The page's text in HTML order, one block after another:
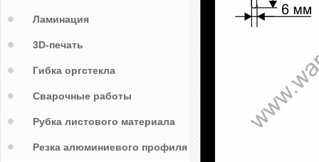
Ламинация
3D-печать
Гибка оргстекла
Сварочные работы
Рубка листового материала
Резка алюминиевого профиля